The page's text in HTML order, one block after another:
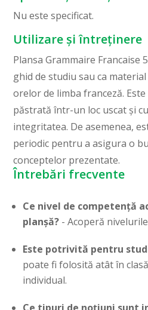
Nu este specificat.
Utilizare și întreținere
Plansa Grammaire Francaise
ghid de studiu sau ca
orelor de limba franceză.
păstrată într-un loc uscat și
integritatea. De asemenea,
periodic pentru a asigura o
conceptelor prezentate.
Întrebări frecvente
Ce nivel de competență
planșă? - Acoperă
Este potrivită pentru
poate fi folosită atât în
individual.